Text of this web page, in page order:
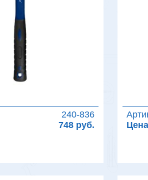
240-836
748 руб.